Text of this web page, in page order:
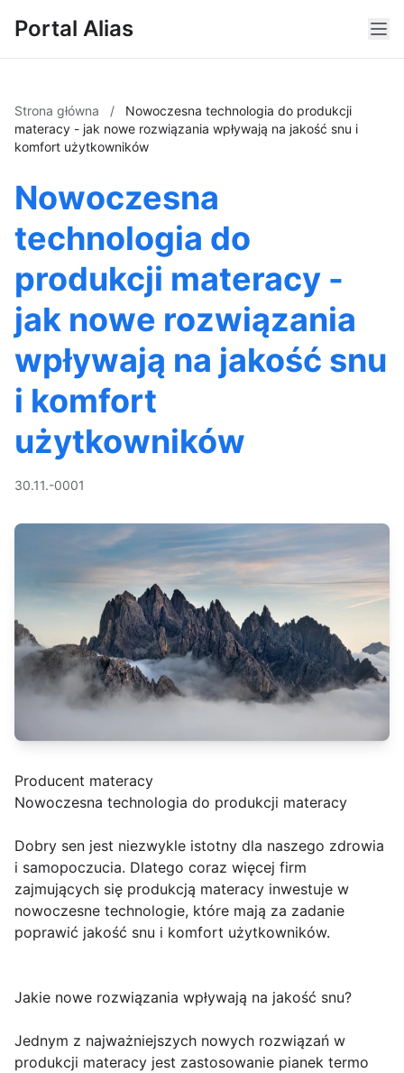
Portal Alias
Strona główna /
Nowoczesna technologia do produkcji
materacy - jak nowe rozwiązania wpływają na jakość snu i
komfort użytkowników
Nowoczesna
technologia do
produkcji materacy -
jak nowe rozwiązania
wpływają na jakość snu
i komfort
użytkowników
30.11.-0001
Producent materacy
Nowoczesna technologia do produkcji materacy
Dobry sen jest niezwykle istotny dla naszego zdrowia
i samopoczucia. Dlatego coraz więcej firm
zajmujących się produkcją materacy inwestuje w
nowoczesne technologie, które mają za zadanie
poprawić jakość snu i komfort użytkowników.
Jakie nowe rozwiązania wpływają na jakość snu?
Jednym z najważniejszych nowych rozwiązań w
produkcji materacy jest zastosowanie pianek termo